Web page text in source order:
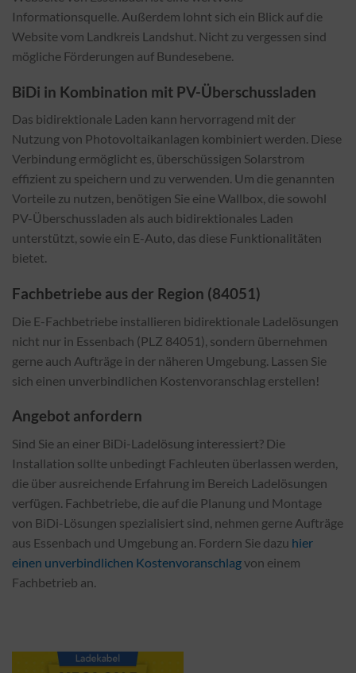
Informationsquelle. Außerdem lohnt sich ein Blick auf die
Website vom Landkreis Landshut. Nicht zu vergessen sind
mögliche Förderungen auf Bundesebene.
BiDi in Kombination mit PV-Überschussladen
Das bidirektionale Laden kann hervorragend mit der
Nutzung von Photovoltaikanlagen kombiniert werden. Diese
Verbindung ermöglicht es, überschüssigen Solarstrom
effizient zu speichern und zu verwenden. Um die genannten
Vorteile zu nutzen, benötigen Sie eine Wallbox, die sowohl
PV-Überschussladen als auch bidirektionales Laden
unterstützt, sowie ein E-Auto, das diese Funktionalitäten
bietet.
Fachbetriebe aus der Region (84051)
Die E-Fachbetriebe installieren bidirektionale Ladelösungen
nicht nur in Essenbach (PLZ 84051), sondern übernehmen
gerne auch Aufträge in der näheren Umgebung. Lassen Sie
sich einen unverbindlichen Kostenvoranschlag erstellen!
Angebot anfordern
Sind Sie an einer BiDi-Ladelösung interessiert? Die
Installation sollte unbedingt Fachleuten überlassen werden,
die über ausreichende Erfahrung im Bereich Ladelösungen
verfügen. Fachbetriebe, die auf die Planung und Montage
von BiDi-Lösungen spezialisiert sind, nehmen gerne Aufträge
aus Essenbach und Umgebung an. Fordern Sie dazu hier
einen unverbindlichen Kostenvoranschlagvon einem
Fachbetrieb an.